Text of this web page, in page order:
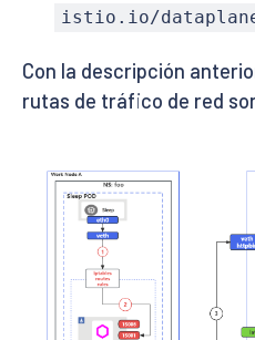
istio.io/dataplane-
Con la descripción
rutas de tráfico de red